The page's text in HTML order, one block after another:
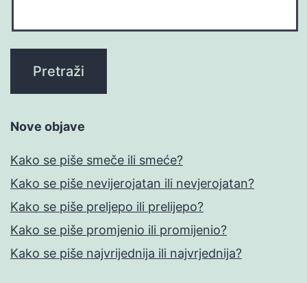
Nove objave
Kako se piše smeče ili smeće?
Kako se piše nevijerojatan ili nevjerojatan?
Kako se piše preljepo ili prelijepo?
Kako se piše promjenio ili promijenio?
Kako se piše najvrijednija ili najvrjednija?